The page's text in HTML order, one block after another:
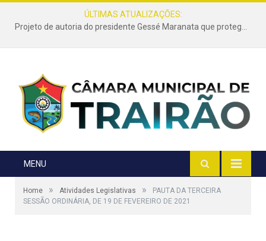
ÚLTIMAS ATUALIZAÇÕES:
Projeto de autoria do presidente Gessé Maranata que protege as estradas vicinais de Trairão é transformado em lei
MENU
Home » Atividades Legislativas »
PAUTA DA TERCEIRA
SESSÃO ORDINÁRIA, DE 19 DE FEVEREIRO DE 2021